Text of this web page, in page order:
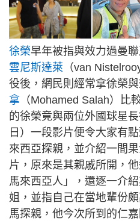
徐榮早年被指與效力過曼
雲尼斯達萊 （van
役後，網民則經常拿徐榮
拿 （Mohamed Salah）比
的徐榮竟與兩位外國球星
日）一段影片便令大家有
來西亞探親，並介紹一間
片，原來是其親戚所開，
馬來西亞人」，還逐一介
姐，並指自己在當地輩份
馬探親，他今次所到的仁